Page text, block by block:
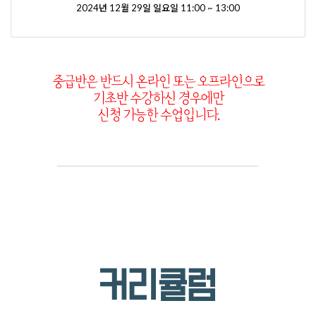
2024년 12월 29일 일요일 11:00 ~ 13:00